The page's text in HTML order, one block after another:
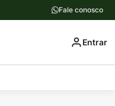
Fale conosco
Entrar